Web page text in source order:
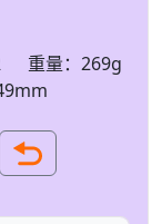
重量：269g